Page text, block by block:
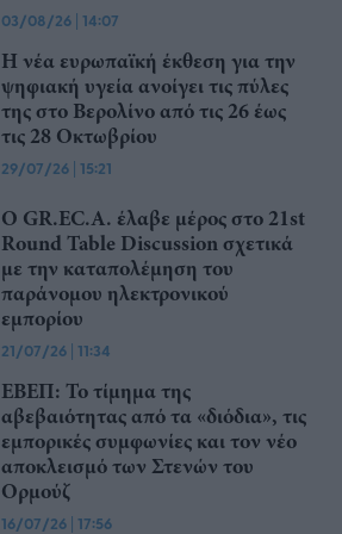
03/08/26 | 14:07
Η νέα ευρωπαϊκή έκθεση για την
ψηφιακή υγεία ανοίγει τις πύλες
της στο Βερολίνο από τις 26 έως
τις 28 Οκτωβρίου
29/07/26 | 15:21
Ο GR.EC.A. έλαβε μέρος στο 21st
Round Table Discussion σχετικά
με την καταπολέμηση του
παράνομου ηλεκτρονικού
εμπορίου
21/07/26 | 11:34
ΕΒΕΠ: Το τίμημα της
αβεβαιότητας από τα «διόδια», τις
εμπορικές συμφωνίες και τον νέο
αποκλεισμό των Στενών του
Ορμούζ
16/07/26 | 17:56